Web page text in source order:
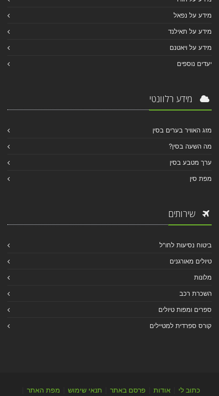
מידע על נפאל
מידע על תאילנד
מידע על ויאטנם
יעדים נוספים
מידע רלוונטי
מזג האוויר בערים בסין
מה השעה בסין?
ערך מטבע בסין
מפת סין
שירותים
ביטוח נסיעות לחו"ל
טיולים מאורגנים
מלונות
השכרת רכב
ספרים ומפות טיולים
קורס ספרדית למטיילים
כתוב לי אודות פרסם באתר תנאי שימוש מפת האתר